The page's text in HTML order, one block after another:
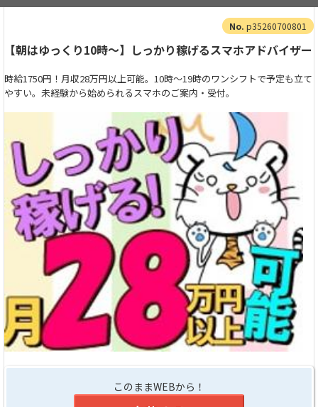
p35260700801
【朝はゆっくり10時～】しっかり稼げるスマホアドバイザー
時給1750円！月収28万円以上可能。10時～19時のワンシフトで予定も立て
やすい。未経験から始められるスマホのご案内・受付。
このままWEBから！